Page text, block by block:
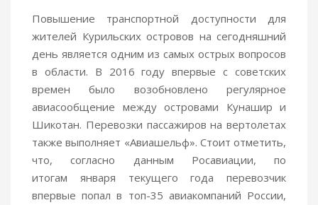
Повышение транспортной доступности для
жителей Курильских островов на сегодняшний
день является одним из самых острых вопросов
в области. В 2016 году впервые с советских
времен было возобновлено регулярное
авиасообщение между островами Кунашир и
Шикотан. Перевозки пассажиров на вертолетах
также выполняет «Авиашельф». Стоит отметить,
что, согласно данным Росавиации, по
итогам января текущего года перевозчик
впервые попал в топ-35 авиакомпаний России,